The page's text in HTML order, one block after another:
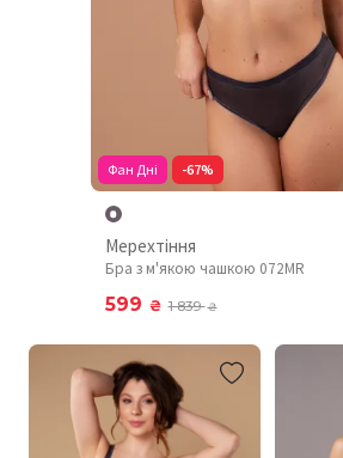
Фан Дні -67%
Мерехтіння
Бра з м'якою чашкою 072MR
599 ₴ 1 839₴